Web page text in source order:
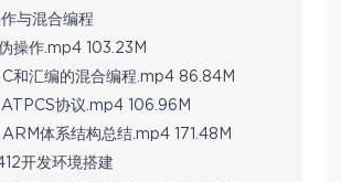
与混合编程
操作.mp4 103.23M
C和汇编的混合编程.mp4 86.84M
ATPCS协议.mp4 106.96M
体系结构总结.mp4 171.48M
开发环境搭建